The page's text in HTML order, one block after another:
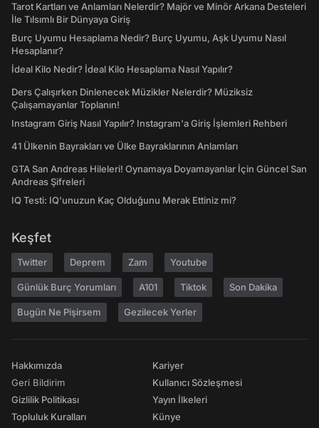
Tarot Kartları ve Anlamları Nelerdir? Majör ve Minör Arkana Desteleri
İle Tılsımlı Bir Dünyaya Giriş
Burç Uyumu Hesaplama Nedir? Burç Uyumu, Aşk Uyumu Nasıl
Hesaplanır?
İdeal Kilo Nedir? İdeal Kilo Hesaplama Nasıl Yapılır?
Ders Çalışırken Dinlenecek Müzikler Nelerdir? Müziksiz
Çalışamayanlar Toplanın!
Instagram Giriş Nasıl Yapılır? Instagram'a Giriş İşlemleri Rehberi
41 Ülkenin Bayrakları ve Ülke Bayraklarının Anlamları
GTA San Andreas Hileleri! Oynamaya Doyamayanlar İçin Güncel San
Andreas Şifreleri
IQ Testi: IQ'unuzun Kaç Olduğunu Merak Ettiniz mi?
Keşfet
Twitter Deprem Zam Youtube
Günlük Burç Yorumları A101 Tiktok Son Dakika
Bugün Ne Pişirsem Gezilecek Yerler
Hakkımızda
Geri Bildirim
Gizlilik Politikası
Topluluk Kuralları
Kariyer
Kullanıcı Sözleşmesi
Yayın İlkeleri
Künye